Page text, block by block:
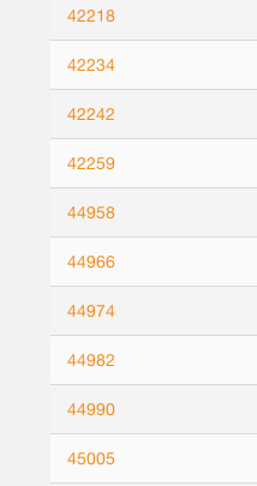
42218
42234
42242
42259
44958
44966
44974
44982
44990
45005